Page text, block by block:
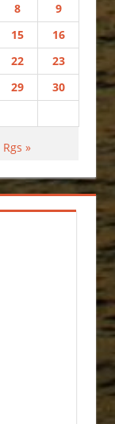
8
9
15
16
22
23
29
30
Rgs »